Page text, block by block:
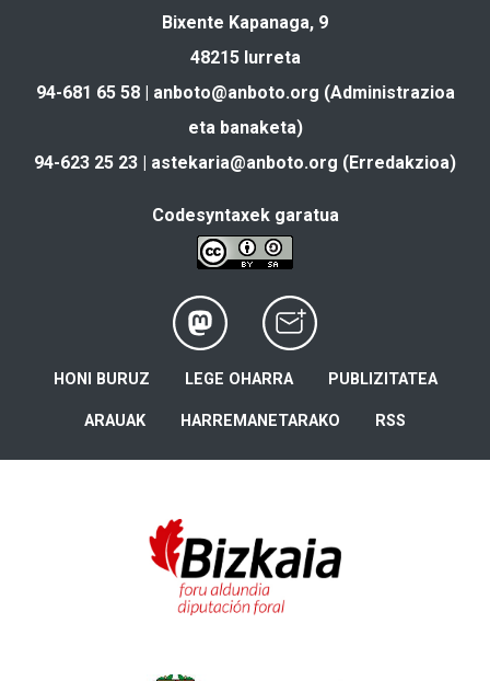
Bixente Kapanaga, 9
48215 Iurreta
94-681 65 58 | anboto@anboto.org (Administrazioa
eta banaketa)
94-623 25 23 | astekaria@anboto.org (Erredakzioa)
Codesyntaxek garatua
HONI BURUZ LEGE OHARRA PUBLIZITATEA
ARAUAK HARREMANETARAKO RSS